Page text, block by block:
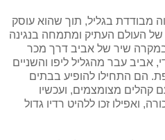
מבודדת בגליל, תוך שהוא עוסק
העולם העתיק ומתמחה בנגינה
שיר של אביב דרך מכר
אביב עבר מהגליל ליפו והשניים
הם התחילו להופיע בבתים
קהלים מצומצמים, ועכשיו
ואפילו זכו ללהיט רדיו גדול